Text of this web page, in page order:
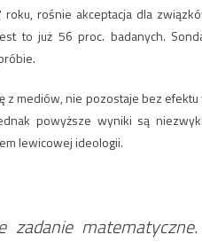
rośnie akceptacja dla
to już 56 proc. badanych.
z mediów, nie pozostaje bez efektu
powyższe wyniki są
lewicowej ideologii.
matematyczne.